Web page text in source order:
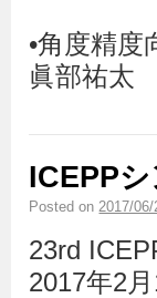
•角度精
眞部祐太
ICEPP
Posted on 2017/06/
23rd
2017年2